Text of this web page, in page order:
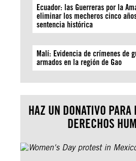
Ecuador: las Guerreras por la
eliminar los mecheros cinco
sentencia histórica
Malí: Evidencia de crímenes de
armados en la región de Gao
HAZ UN DONATIVO PARA
DERECHOS